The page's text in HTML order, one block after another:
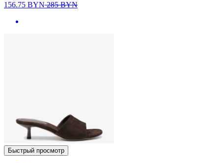
156.75 BYN285BYN
Быстрый просмотр